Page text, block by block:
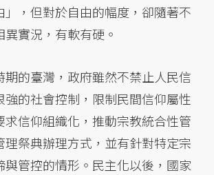
」，但對於自由的幅度，卻隨著不
實況，有軟有硬。
期的臺灣，政府雖然不禁止人民信
強的社會控制，限制民間信仰屬性
求信仰組織化，推動宗教統合性管
理祭典辦理方式，並有針對特定宗
與管控的情形。民主化以後，國家